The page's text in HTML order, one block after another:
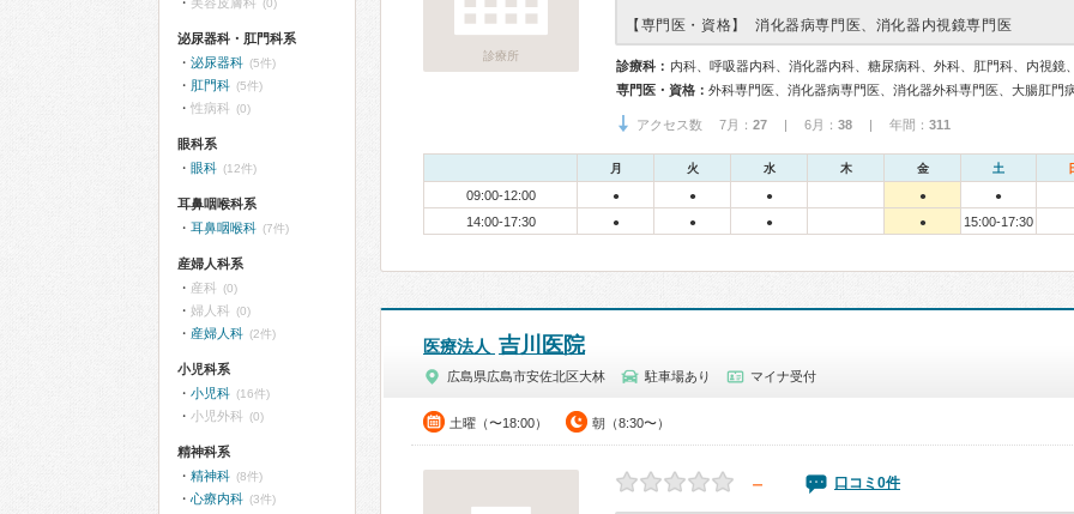
診療所
【専門医・資格】 消化器病専門医、消化器内視鏡専門医
診療科： 内科、呼吸器内科、消化器内科、糖尿病科、外科、肛門科、内視鏡
専門医・資格：
アクセス数 7月： 27 | 6月： 38 | 年間： 311
月 火 水 木 金 土
09:00-12:00 ● ● ● ● ●
14:00-17:30 ● ● ● ● 15:00-17:30
医療法人 吉川医院
広島県広島市安佐北区大林 駐車場あり マイナ受付
土曜（〜18:00） 朝（8:30〜）
－ 口コミ0件
(0)
泌尿器科・肛門科系
泌尿器科 (5件)
肛門科 (5件)
性病科 (0)
眼科系
眼科 (12件)
耳鼻咽喉科系
耳鼻咽喉科 (7件)
産婦人科系
産科 (0)
婦人科 (0)
産婦人科 (2件)
小児科系
小児科 (16件)
小児外科 (0)
精神科系
精神科 (8件)
心療内科 (3件)